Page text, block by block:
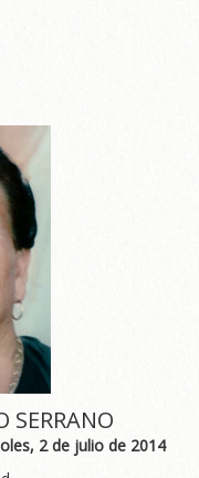
SERRANO
2 de julio de 2014